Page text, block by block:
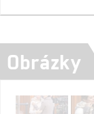
Obrázky